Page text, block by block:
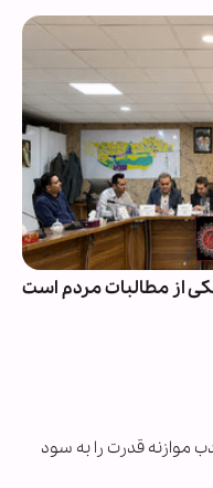
از مطالبات مردم است
موازنه قدرت را به سود